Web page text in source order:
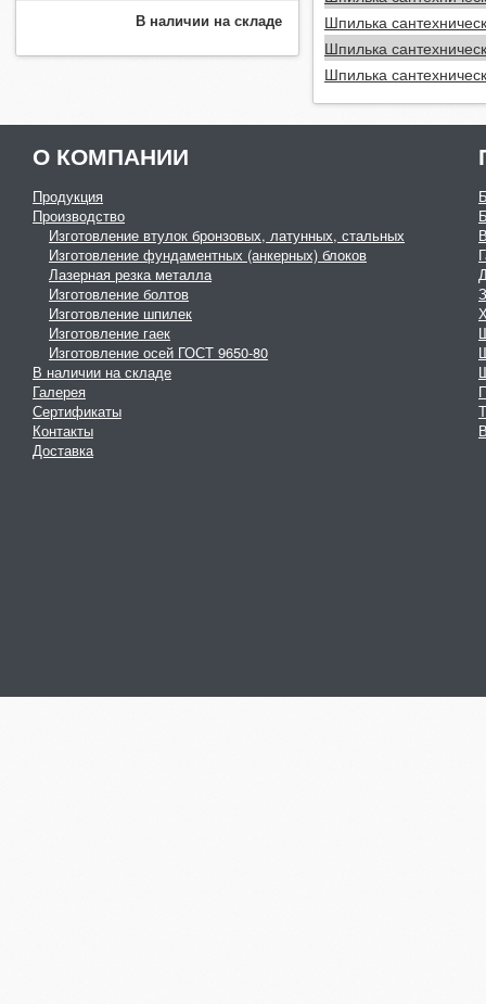
В наличии на складе
Шпилька
Шпилька
Шпилька
О КОМПАНИИ
Продукция
Производство
Изготовление втулок бронзовых, латунных, стальных
Изготовление фундаментных (анкерных) блоков
Лазерная резка металла
Изготовление болтов
Изготовление шпилек
Изготовление гаек
Изготовление осей ГОСТ 9650-80
В наличии на складе
Галерея
Сертификаты
Контакты
Доставка